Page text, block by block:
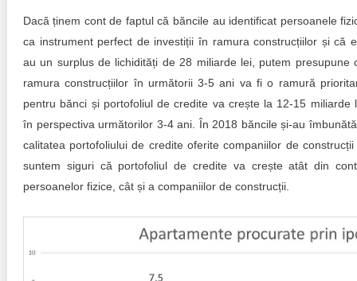
Dacă ținem cont de faptul că băncile au identificat persoanele
ca instrument perfect de investiții în ramura construcțiilor și că
au un surplus de lichidități de 28 miliarde lei, putem presupune
ramura construcțiilor în următorii 3-5 ani va fi o ramură
pentru bănci și portofoliul de credite va crește la 12-15 miliarde
în perspectiva următorilor 3-4 ani. În 2018 băncile și-au
calitatea portofoliului de credite oferite companiilor de construcții
suntem siguri că portofoliul de credite va crește atât din
persoanelor fizice, cât și a companiilor de construcții.